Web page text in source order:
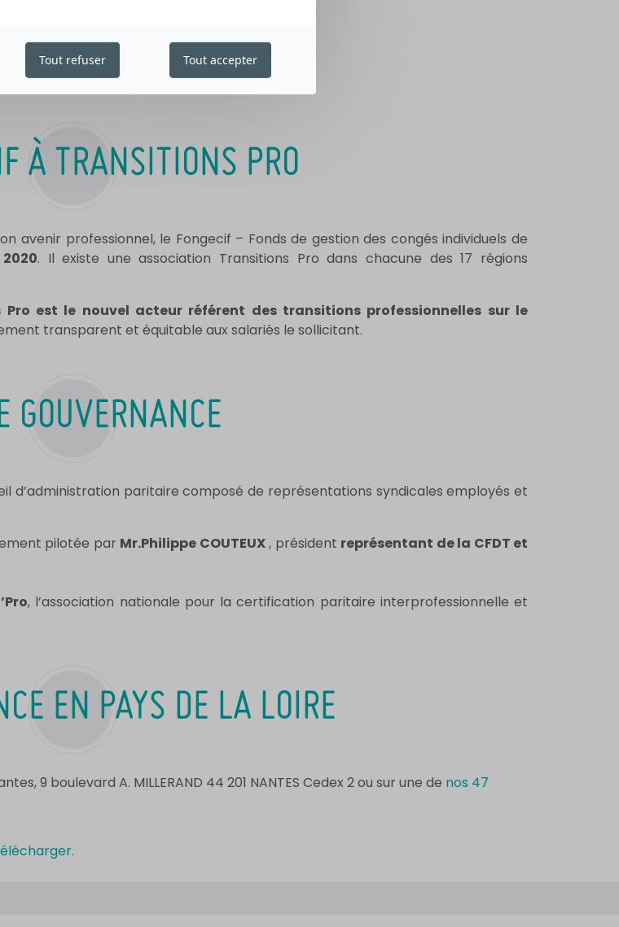
À TRANSITIONS PRO
avenir professionnel, le Fongecif – Fonds de gestion des congés individuels de
. Il existe une association Transitions Pro dans chacune des 17 régions
Pro est le nouvel acteur référent des transitions professionnelles sur le
transparent et équitable aux salariés le sollicitant.
GOUVERNANCE
d’administration paritaire composé de représentations syndicales employés et
pilotée par Mr.Philippe COUTEUX, président représentant de la CFDT et
, l’association nationale pour la certification paritaire interprofessionnelle et
EN PAYS DE LA LOIRE
9 boulevard A. MILLERAND 44 201 NANTES Cedex 2 ou sur une de nos 47
Tout refuser Tout accepter